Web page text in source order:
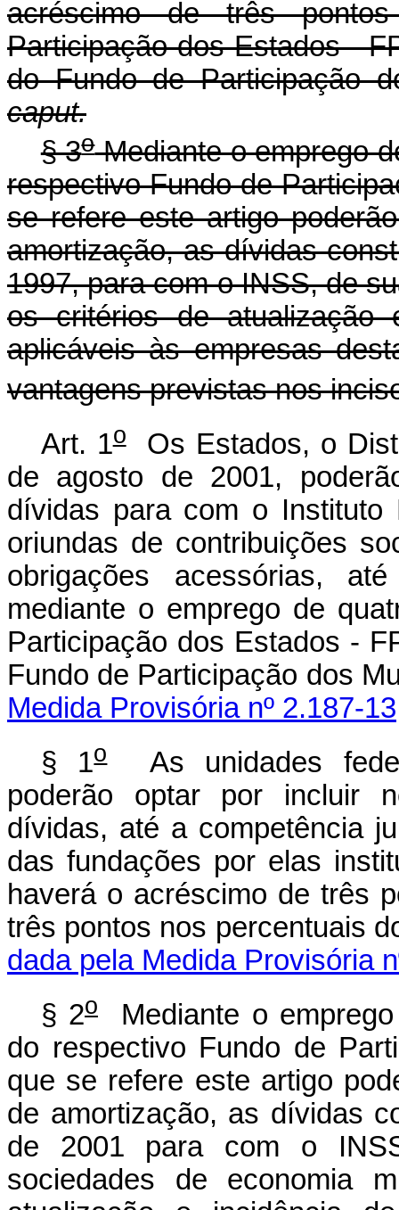
acréscimo de três
Participação dos Estados -
do Fundo de Participação
caput.
§ 3oMediante o emprego
respectivo Fundo de
se refere este artigo
amortização, as dívidas
1997, para com o INSS, de
os critérios de atualização
aplicáveis às empresas
vantagens previstas nos
Art. 1oOs Estados, o
de agosto de 2001,
dívidas para com o
oriundas de contribuições
obrigações acessórias,
mediante o emprego de
Participação dos Estados -
Fundo de Participação dos
Medida Provisória nº 2.187-
§ 1oAs unidades
poderão optar por incluir
dívidas, até a competência
das fundações por elas
haverá o acréscimo de três
três pontos nos percentuais
dada pela Medida Provisória
§ 2o
Mediante o
do respectivo Fundo de
que se refere este artigo
de amortização, as dívidas
de 2001 para com o
sociedades de economia